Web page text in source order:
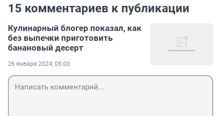
15 комментариев к публикации
Кулинарный блогер показал, как
без выпечки приготовить
банановый десерт
26 января 2024, 08:00